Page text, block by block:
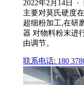
2022年2月14日
主要对莫氏硬度
超细粉加工,在研
器 对物料粉末进
由调节。
联系电话: 180